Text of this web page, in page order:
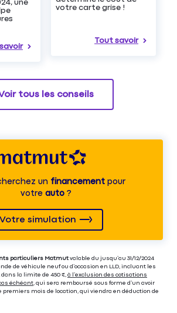
une
votre carte grise !
Tout savoir
tous les conseils
unfinancementpour
votre auto?
Votre simulation
particuliers Matmut valable du jusqu’au 31/12/2024
de véhicule neuf ou d’occasion en LLD, incluant les
dans la limite de 450 €, à l’exclusion des cotisations
échéant, qui sera remboursé sous forme d’un avoir
premiers mois de location, qui viendra en déduction de